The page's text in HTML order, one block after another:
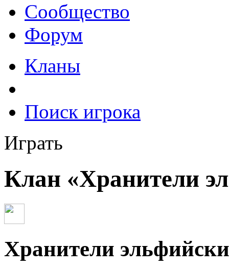
Сообщество
Форум
Кланы
Поиск игрока
Играть
Клан «Хранители
Хранители